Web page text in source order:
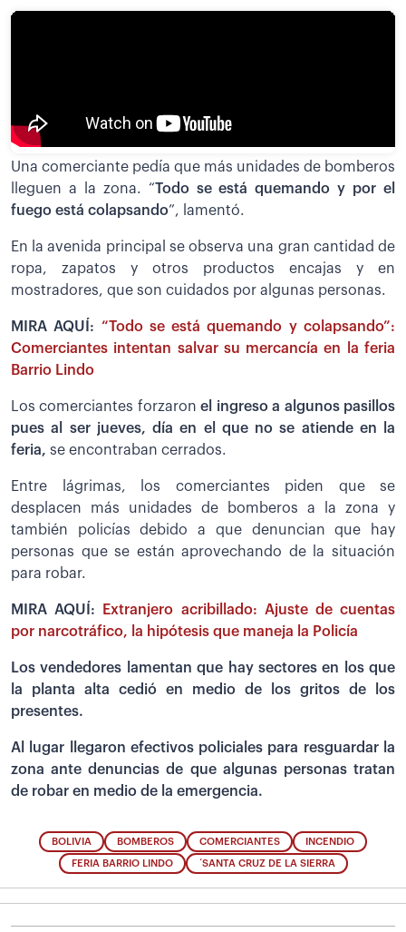
Una comerciante pedía que más unidades de bomberos
lleguen a la zona. “Todo se está quemando y por el
fuego está colapsando”, lamentó.
En la avenida principal se observa una gran cantidad de
ropa, zapatos y otros productos encajas y en
mostradores, que son cuidados por algunas personas.
MIRA AQUÍ: “Todo se está quemando y colapsando”:
Comerciantes intentan salvar su mercancía en la feria
Barrio Lindo
Los comerciantes forzaronel ingreso a algunos pasillos
pues al ser jueves, día en el que no se atiende en la
feria, se encontraban cerrados.
Entre lágrimas, los comerciantes piden que se
desplacen más unidades de bomberos a la zona y
también policías debido a que denuncian que hay
personas que se están aprovechando de la situación
para robar.
MIRA AQUÍ:
Extranjero acribillado: Ajuste de cuentas
por narcotráfico, la hipótesis que maneja la Policía
Los vendedores lamentan que hay sectores en los que
la planta alta cedió en medio de los gritos de los
presentes.
Al lugar llegaron efectivos policiales para resguardar la
zona ante denuncias de que algunas personas tratan
de robar en medio de la emergencia.
BOLIVIA BOMBEROS COMERCIANTES INCENDIO
FERIA BARRIO LINDO ´SANTA CRUZ DE LA SIERRA